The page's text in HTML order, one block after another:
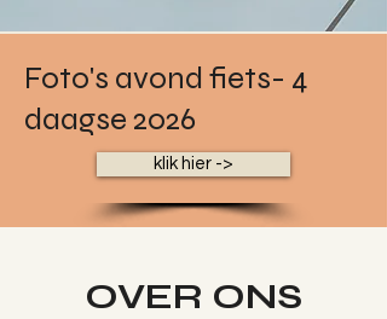
Foto's avond fiets- 4
daagse 2026
klik hier ->
OVER ONS